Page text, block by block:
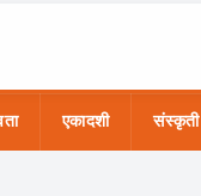
एकादशी संस्कृती